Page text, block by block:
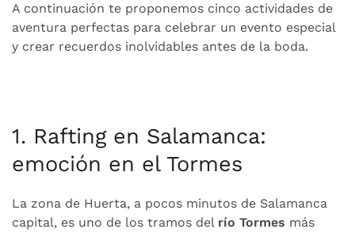
A continuación te proponemos cinco actividades de
aventura perfectas para celebrar un evento especial
y crear recuerdos inolvidables antes de la boda.
1. Rafting en Salamanca:
emoción en el Tormes
La zona de Huerta, a pocos minutos de Salamanca
capital, es uno de los tramos del río Tormes más